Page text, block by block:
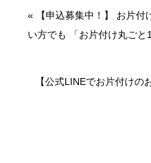
«
【申込募集中！】 お片
い方でも 「お片付け丸ごと
【公式LINEでお片付け